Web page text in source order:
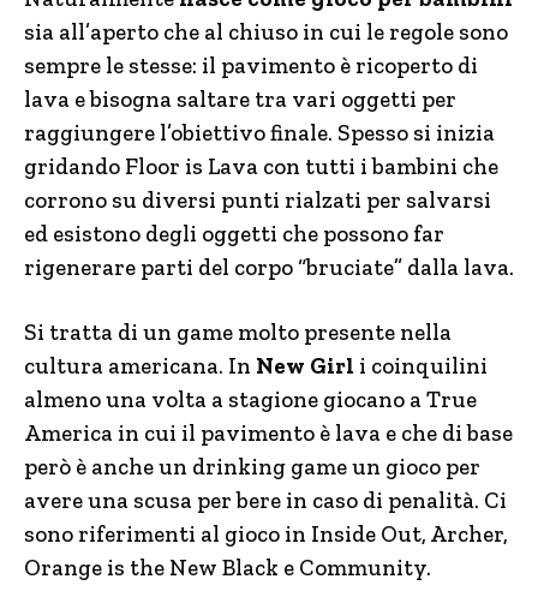
sia all’aperto che al chiuso in cui le regole sono
sempre le stesse: il pavimento è ricoperto di
lava e bisogna saltare tra vari oggetti per
raggiungere l’obiettivo finale. Spesso si inizia
gridando Floor is Lava con tutti i bambini che
corrono su diversi punti rialzati per salvarsi
ed esistono degli oggetti che possono far
rigenerare parti del corpo “bruciate” dalla lava.
Si tratta di un game molto presente nella
cultura americana. In New Girl i coinquilini
almeno una volta a stagione giocano a True
America in cui il pavimento è lava e che di base
però è anche un drinking game un gioco per
avere una scusa per bere in caso di penalità. Ci
sono riferimenti al gioco in Inside Out, Archer,
Orange is the New Black e Community.